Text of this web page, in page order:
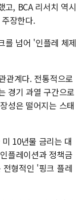
고, BCA 리서치 역시
장한다.
를 넘어 '인플레 체제
관계다. 전통적으로
경기 과열 구간으로
성은 떨어지는 스태
10년물 금리는 대
플레이션과 정책금
전형적인 '핑크 플레